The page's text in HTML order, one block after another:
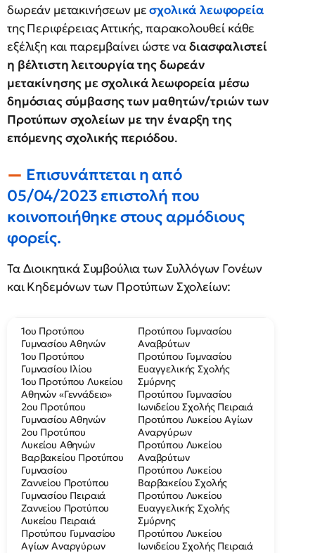
δωρεάν μετακινήσεων μεσχολικά λεωφορεία
της Περιφέρειας Αττικής, παρακολουθεί κάθε
εξέλιξη και παρεμβαίνει ώστε ναδιασφαλιστεί
η βέλτιστη λειτουργία της δωρεάν
μετακίνησης με σχολικά λεωφορεία μέσω
δημόσιας σύμβασης των μαθητών/τριών των
Προτύπων σχολείων με την έναρξη της
επόμενης σχολικής περιόδου.
Επισυνάπτεται η από
05/04/2023 επιστολή που
κοινοποιήθηκε στους αρμόδιους
φορείς.
Τα Διοικητικά Συμβούλια των Συλλόγων Γονέων
και Κηδεμόνων των Προτύπων Σχολείων:
1oυ Προτύπου
Γυμνασίου Αθηνών
1oυ Προτύπου
Γυμνασίου Ιλίου
1oυ Προτύπου Λυκείου
Αθηνών «Γεννάδειο»
2oυ Προτύπου
Γυμνασίου Αθηνών
2oυ Προτύπου
Λυκείου Αθηνών
Βαρβακείου Προτύπου
Γυμνασίου
Ζαννείου Προτύπου
Γυμνασίου Πειραιά
Ζαννείου Προτύπου
Λυκείου Πειραιά
Προτύπου Γυμνασίου
Αγίων Αναργύρων
Προτύπου Γυμνασίου
Αναβρύτων
Προτύπου Γυμνασίου
Ευαγγελικής Σχολής
Σμύρνης
Προτύπου Γυμνασίου
Ιωνιδείου Σχολής Πειραιά
Προτύπου Λυκείου Αγίων
Αναργύρων
Προτύπου Λυκείου
Αναβρύτων
Προτύπου Λυκείου
Βαρβακείου Σχολής
Προτύπου Λυκείου
Ευαγγελικής Σχολής
Σμύρνης
Προτύπου Λυκείου
Ιωνιδείου Σχολής Πειραιά